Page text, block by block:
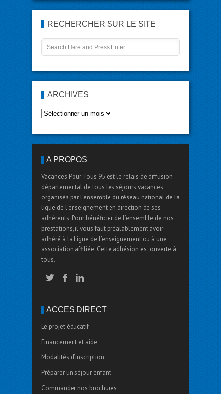
RECHERCHER SUR LE SITE
ARCHIVES
A PROPOS
Vacances Pour Tous 95 est le relais de diffusion
départemental de tous les séjours vacances
organisés par l’ensemble du réseau national de la
ligue de l’enseignement en direction de ses
adhérents. Pour bénéficier de l’ensemble de nos
prestations, il vous faut préalablement avoir
adhéré à la Ligue de l’enseignement ou à une
association affiliée. Cette adhésion est ouverte à
tous.
ACCÈS DIRECT
Le projet éducatif
Financement et aide
Modalités d’inscription
Préparer un séjour enfant
Commander nos brochures